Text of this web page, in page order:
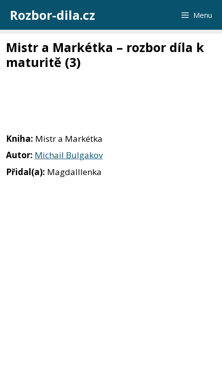
obsah
Rozbor-dila.cz Menu
Mistr a Markétka – rozbor díla k
maturitě (3)
Kniha: Mistr a Markétka
Autor: Michail Bulgakov
Přidal(a): Magdalllenka